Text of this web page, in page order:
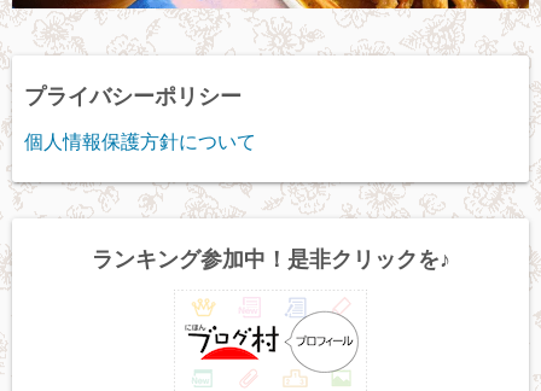
プライバシーポリシー
個人情報保護方針について
ランキング参加中！是非クリックを♪